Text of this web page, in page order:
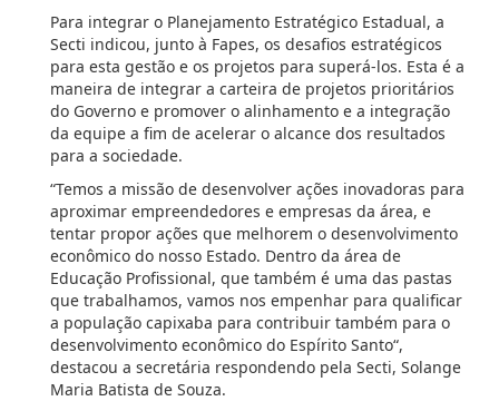
Para integrar o Planejamento Estratégico Estadual, a
Secti indicou, junto à Fapes, os desafios estratégicos
para esta gestão e os projetos para superá-los. Esta é a
maneira de integrar a carteira de projetos prioritários
do Governo e promover o alinhamento e a integração
da equipe a fim de acelerar o alcance dos resultados
para a sociedade.
“Temos a missão de desenvolver ações inovadoras para
aproximar empreendedores e empresas da área, e
tentar propor ações que melhorem o desenvolvimento
econômico do nosso Estado. Dentro da área de
Educação Profissional, que também é uma das pastas
que trabalhamos, vamos nos empenhar para qualificar
a população capixaba para contribuir também para o
desenvolvimento econômico do Espírito Santo“,
destacou a secretária respondendo pela Secti, Solange
Maria Batista de Souza.